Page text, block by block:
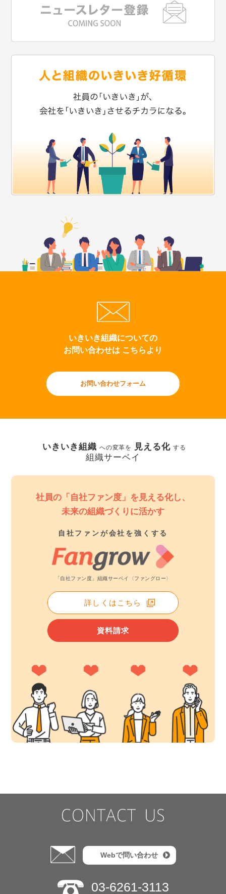
いきいき組織についての
お問い合わせは こちらより
お問い合わせフォーム
いきいき組織 への変革を 見える化 する
組織サーベイ
社員の「自社ファン度」を見える化し、
未来の組織づくりに活かす
自社ファンが会社を強くする
「自社ファン度」組織サーベイ〈ファングロー〉
詳しくはこちら
資料請求
Webで問い合わせ
03-6261-3113